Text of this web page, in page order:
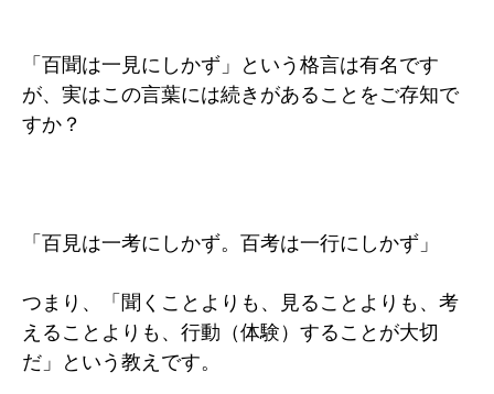
「百聞は一見にしかず」という格言は有名です
が、実はこの言葉には続きがあることをご存知で
すか？
「百見は一考にしかず。百考は一行にしかず」
つまり、「聞くことよりも、見ることよりも、考
えることよりも、行動（体験）することが大切
だ」という教えです。